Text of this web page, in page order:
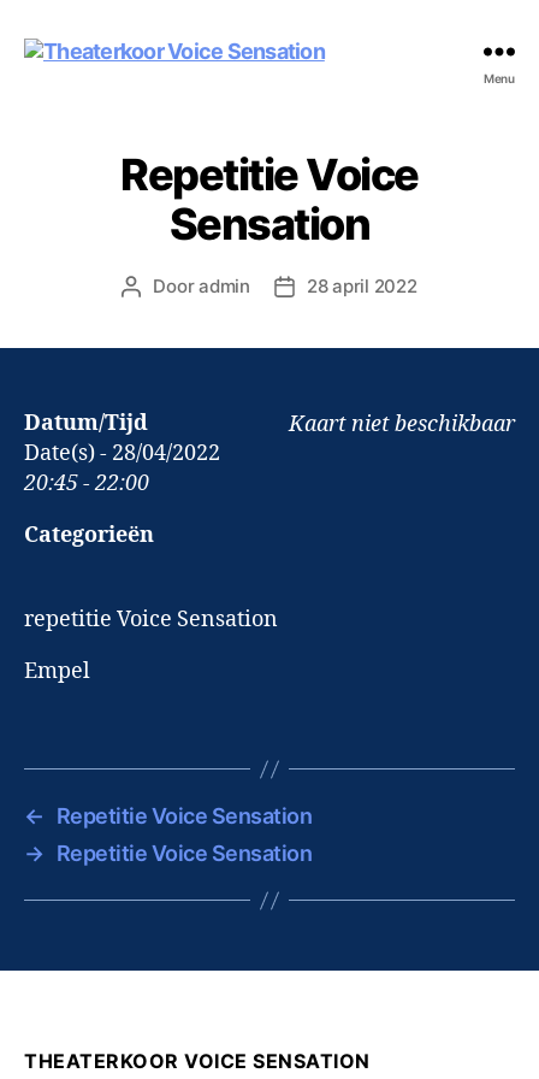
Menu
Repetitie Voice
Sensation
Berichtauteur
Dooradmin Berichtdatum
28 april 2022
Kaart niet beschikbaar
Datum/Tijd
Date(s) - 28/04/2022
20:45 - 22:00
Categorieën
repetitie Voice Sensation
Empel
←
Repetitie Voice Sensation
→
Repetitie Voice Sensation
THEATERKOOR VOICE SENSATION